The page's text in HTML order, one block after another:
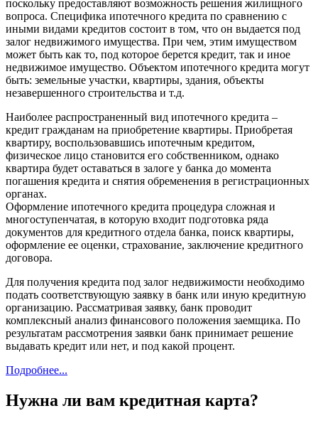
поскольку предоставляют возможность решения жилищного
вопроса. Специфика ипотечного кредита по сравнению с
иными видами кредитов состоит в том, что он выдается под
залог недвижимого имущества. При чем, этим имуществом
может быть как то, под которое берется кредит, так и иное
недвижимое имущество. Объектом ипотечного кредита могут
быть: земельные участки, квартиры, здания, объекты
незавершенного строительства и т.д.
Наиболее распространенный вид ипотечного кредита –
кредит гражданам на приобретение квартиры. Приобретая
квартиру, воспользовавшись ипотечным кредитом,
физическое лицо становится его собственником, однако
квартира будет оставаться в залоге у банка до момента
погашения кредита и снятия обременения в регистрационных
органах.
Оформление ипотечного кредита процедура сложная и
многоступенчатая, в которую входит подготовка ряда
документов для кредитного отдела банка, поиск квартиры,
оформление ее оценки, страхование, заключение кредитного
договора.
Для получения кредита под залог недвижимости необходимо
подать соответствующую заявку в банк или иную кредитную
организацию. Рассматривая заявку, банк проводит
комплексный анализ финансового положения заемщика. По
результатам рассмотрения заявки банк принимает решение
выдавать кредит или нет, и под какой процент.
Подробнее...
Нужна ли вам кредитная карта?